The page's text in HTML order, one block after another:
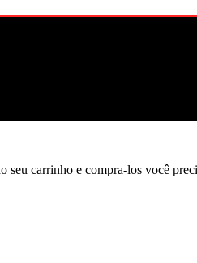
seu carrinho e compra-los você